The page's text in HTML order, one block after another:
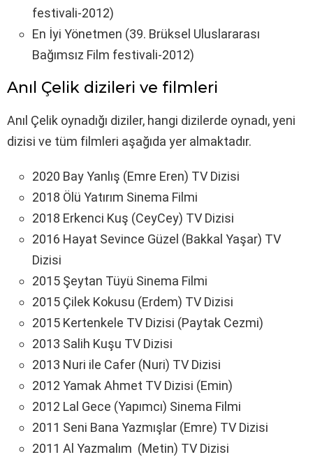
festivali-2012)
En İyi Yönetmen (39. Brüksel Uluslararası
Bağımsız Film festivali-2012)
Anıl Çelik dizileri ve filmleri
Anıl Çelik oynadığı diziler, hangi dizilerde oynadı, yeni
dizisi ve tüm filmleri aşağıda yer almaktadır.
2020 Bay Yanlış (Emre Eren) TV Dizisi
2018 Ölü Yatırım Sinema Filmi
2018 Erkenci Kuş (CeyCey) TV Dizisi
2016 Hayat Sevince Güzel (Bakkal Yaşar) TV
Dizisi
2015 Şeytan Tüyü Sinema Filmi
2015 Çilek Kokusu (Erdem) TV Dizisi
2015 Kertenkele TV Dizisi (Paytak Cezmi)
2013 Salih Kuşu TV Dizisi
2013 Nuri ile Cafer (Nuri) TV Dizisi
2012 Yamak Ahmet TV Dizisi (Emin)
2012 Lal Gece (Yapımcı) Sinema Filmi
2011 Seni Bana Yazmışlar (Emre) TV Dizisi
2011 Al Yazmalım (Metin) TV Dizisi